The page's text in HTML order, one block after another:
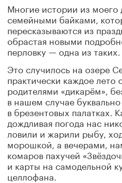
Многие истории из моего
семейными байками,
пересказываются из
обрастая новыми
перловку — одна из таких.
Это случилось на озере
практически каждое лето
родителями «дикарём»,
в нашем случае
в брезентовых палатках.
дождливая погода нас
ловили и жарили рыбу,
морошкой, а вечерами,
комаров пахучей
и карты на самодельной
целлофана.